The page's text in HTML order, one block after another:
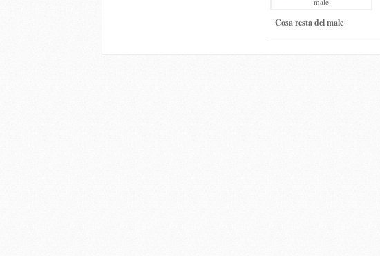
Cosa resta del male